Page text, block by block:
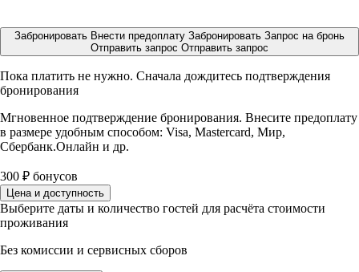
Забронировать Внести предоплату Забронировать Запрос на бронь
Отправить запрос Отправить запрос
Пока платить не нужно. Сначала дождитесь подтверждения
бронирования
Мгновенное подтверждение бронирования. Внесите предоплату
в размере удобным способом: Visa, Mastercard, Мир,
Сбербанк.Онлайн и др.
300 ₽ бонусов
Цена и доступность
Выберите даты и количество гостей для расчёта стоимости
проживания
Без комиссии и сервисных сборов